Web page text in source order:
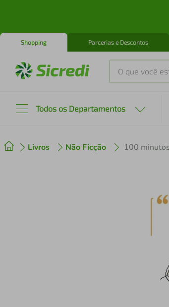
Shopping Parcerias e Descontos
O que você está
Todos os Departamentos
Livros Não Ficção 100
2º cafeteira